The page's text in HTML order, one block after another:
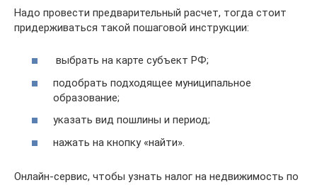
Надо провести предварительный расчет, тогда стоит
придерживаться такой пошаговой инструкции:
выбрать на карте субъект РФ;
подобрать подходящее муниципальное
образование;
указать вид пошлины и период;
нажать на кнопку «найти».
Онлайн-сервис, чтобы узнать налог на недвижимость по